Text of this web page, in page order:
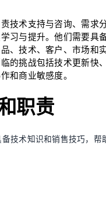
术支持与咨询、需求
习与提升。他们需要具
、技术、客户、市场和
挑战包括技术更新快
和商业敏感度。
职责
技术知识和销售技巧，